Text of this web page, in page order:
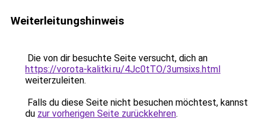
Weiterleitungshinweis
Die von dir besuchte Seite versucht, dich an
https://vorota-kalitki.ru/4Jc0tTO/3umsixs.html
weiterzuleiten.
Falls du diese Seite nicht besuchen möchtest, kannst
du zur vorherigen Seite zurückkehren.